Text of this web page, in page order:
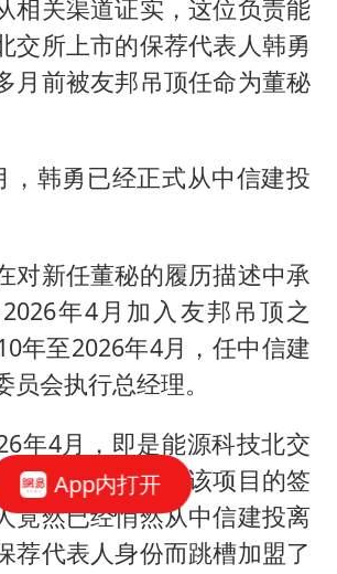
相关渠道证实，这位负责能
交所上市的保荐代表人韩勇
月前被友邦吊顶任命为董秘
，韩勇已经正式从中信建投
对新任董秘的履历描述中承
年4月加入友邦吊顶之
年至2026年4月，任中信建
会执行总经理。
年4月，即是能源科技北交
关键期时，身为该项目的签
竟然已经悄然从中信建投离
荐代表人身份而跳槽加盟了
App内打开